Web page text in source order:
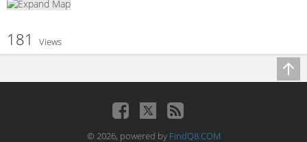
181 Views
© 2026, powered by FindQ8.COM